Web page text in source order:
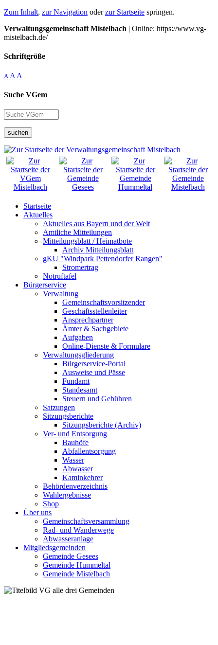
Zum Inhalt, zur Navigation oderzur Startseite springen.
Verwaltungsgemeinschaft Mistelbach | Online: https://www.vg-
mistelbach.de/
Schriftgröße
A A A
Suche VGem
suchen
Startseite
Aktuelles
Aktuelles aus Bayern und der Welt
Amtliche Mitteilungen
Mitteilungsblatt / Heimatbote
Archiv Mitteilungsblatt
gKU "Windpark Pettendorfer Rangen"
Stromertrag
Notruftafel
Bürgerservice
Verwaltung
Gemeinschaftsvorsitzender
Geschäftsstellenleiter
Ansprechpartner
Ämter & Sachgebiete
Aufgaben
Online-Dienste & Formulare
Verwaltungsgliederung
Bürgerservice-Portal
Ausweise und Pässe
Fundamt
Standesamt
Steuern und Gebühren
Satzungen
Sitzungsberichte
Sitzungsberichte (Archiv)
Ver- und Entsorgung
Bauhöfe
Abfallentsorgung
Wasser
Abwasser
Kaminkehrer
Behördenverzeichnis
Wahlergebnisse
Shop
Über uns
Gemeinschaftsversammlung
Rad- und Wanderwege
Abwasseranlage
Mitgliedsgemeinden
Gemeinde Gesees
Gemeinde Hummeltal
Gemeinde Mistelbach